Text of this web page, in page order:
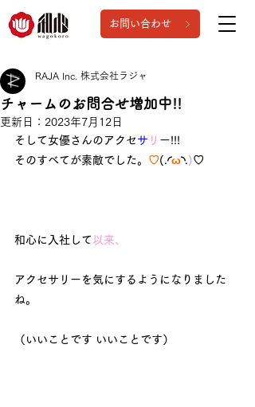
お問い合わせ
チャームのお問合せ増加中!!
RAJA Inc. 株式会社ラジャ
更新日： 2023年7月12日
そして女優さんのアクセ サ リ ー!!!
そのすべてが素敵でした。 ♡(.◜ω◝.)♡
和心に入社して 以来、
アクセサリーを気にするようになりました
ね。
（いいことです いいことです）